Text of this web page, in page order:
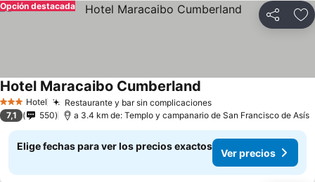
Compartir
Opción destacada
3 Estrellas
Hotel Restaurante y bar sin complicaciones
Hotel Maracaibo Cumberland
7,1 550 a 3.4 km de: Templo y campanario de San Francisco de Asís
Elige fechas para ver los precios exactos
Ver precios